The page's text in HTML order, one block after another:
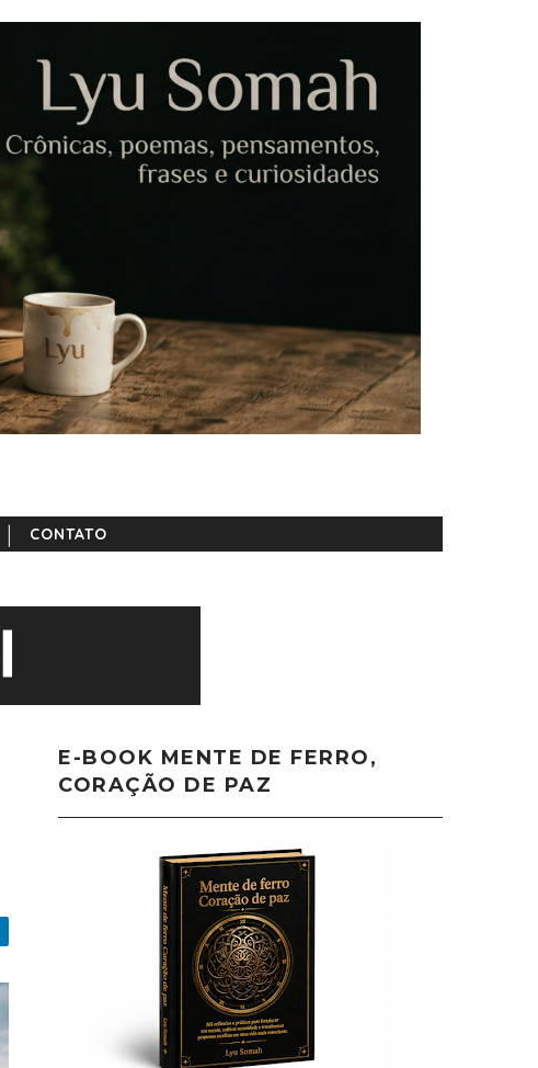
CONTATO
E-BOOK MENTE DE FERRO,
CORAÇÃO DE PAZ